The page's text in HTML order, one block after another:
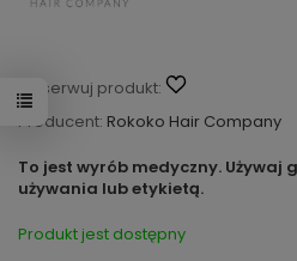
Obserwuj produkt:
Producent: Rokoko Hair Company
To jest wyrób medyczny. Używaj
używania lub etykietą.
Produkt jest dostępny